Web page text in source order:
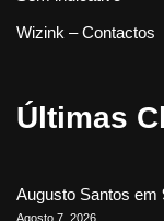
Wizink – Contactos
Últimas
Augusto Santos em
Agosto 7, 2026